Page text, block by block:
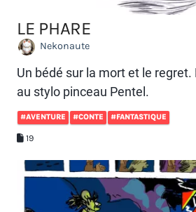
LE PHARE
Nekonaute
Un bédé sur la mort et le regret.
au stylo pinceau Pentel.
#AVENTURE #CONTE #FANTASTIQUE
19